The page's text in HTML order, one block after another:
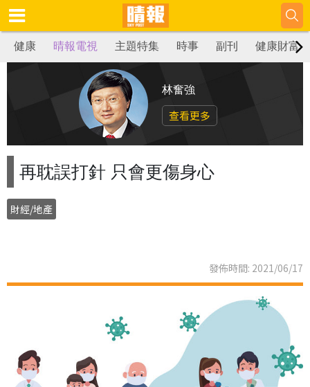
健康 晴報電視 主題特集 時事 副刊 健康財富
林奮強
查看更多
再耽誤打針 只會更傷身心
財經/地產
發佈時間: 2021/06/17